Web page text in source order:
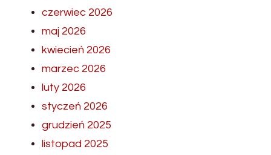
czerwiec 2026
maj 2026
kwiecień 2026
marzec 2026
luty 2026
styczeń 2026
grudzień 2025
listopad 2025